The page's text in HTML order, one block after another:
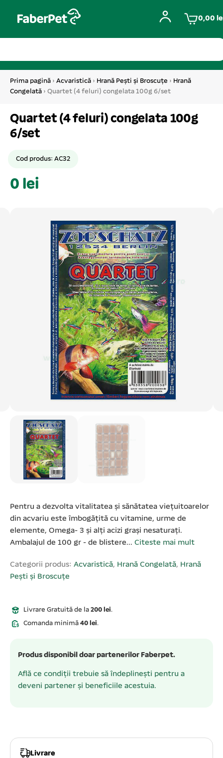
0,00
Prima pagină › Acvaristică › Hrană Pești și Broscuțe › Hrană
Congelată › Quartet (4 feluri) congelata 100g 6/set
Quartet (4 feluri) congelata 100g
6/set
Cod produs: AC32
0 lei
Pentru a dezvolta vitalitatea și sănătatea viețuitoarelor
din acvariu este îmbogățită cu vitamine, urme de
elemente, Omega- 3 și alți acizi grași nesaturați.
Ambalajul de 100 gr - de blistere... Citeste mai mult
Categorii produs: Acvaristică, Hrană Congelată, Hrană
Pești și Broscuțe
Livrare Gratuită de la 200 lei.
Comanda minimă 40 lei.
Produs disponibil doar partenerilor Faberpet.
Află ce condiții trebuie să îndeplinești pentru a
deveni partener și beneficiile acestuia.
Livrare